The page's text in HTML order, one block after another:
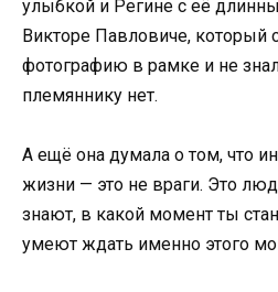
улыбкой и Регине с её
Викторе Павловиче, который
фотографию в рамке и не
племяннику нет.
А ещё она думала о том, что
жизни — это не враги. Это
знают, в какой момент ты
умеют ждать именно этого